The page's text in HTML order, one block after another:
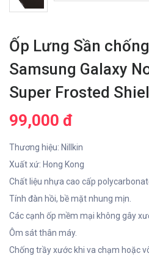
Ốp Lưng Sần
Samsung Galaxy
Super Frosted
99,000 đ
Thương hiệu: Nillkin
Xuất xứ: Hong Kong
Chất liệu nhựa cao cấp
Tính đàn hồi, bề mặt nhung mịn.
Các cạnh ốp mềm mại không gây
Ôm sát thân máy.
Chống trầy xước khi va chạm hoặc